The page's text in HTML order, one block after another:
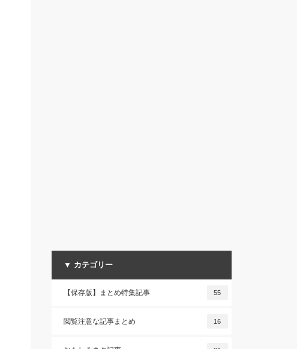
▼ カテゴリー
【保存版】まとめ特集記事 55
閲覧注意な記事まとめ 16